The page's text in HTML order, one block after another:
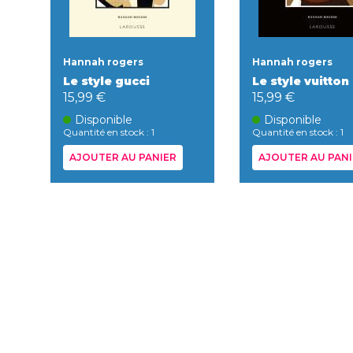
Hannah rogers
Le style gucci
15,99 €
Disponible
Quantité en stock : 1
AJOUTER AU PANIER
Hannah rogers
Le style vuitton
15,99 €
Disponible
Quantité en stock : 1
AJOUTER AU